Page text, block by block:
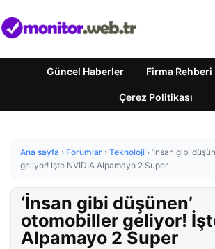
Güncel Haberler Firma Rehberi
Çerez Politikası
Ana sayfa › Forumlar › Teknoloji › ‘İnsan gibi
geliyor! İşte NVIDIA Alpamayo 2 Super
‘İnsan gibi düşünen’
otomobiller geliyor!
Alpamayo 2 Super